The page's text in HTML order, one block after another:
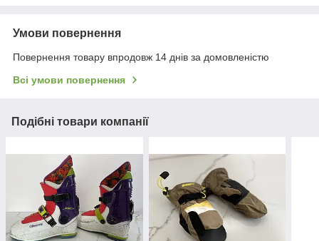
Умови повернення
Повернення товару впродовж 14 днів за домовленістю
Всі умови повернення
Подібні товари компанії